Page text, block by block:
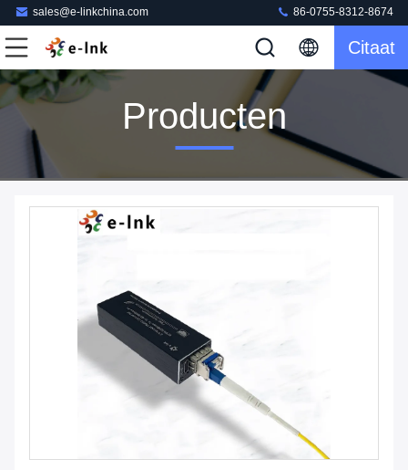
sales@e-linkchina.com 86-0755-8312-8674
Citaat
Producten